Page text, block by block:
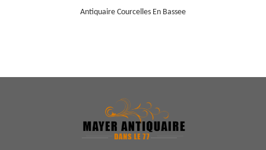
Antiquaire Courcelles En Bassee